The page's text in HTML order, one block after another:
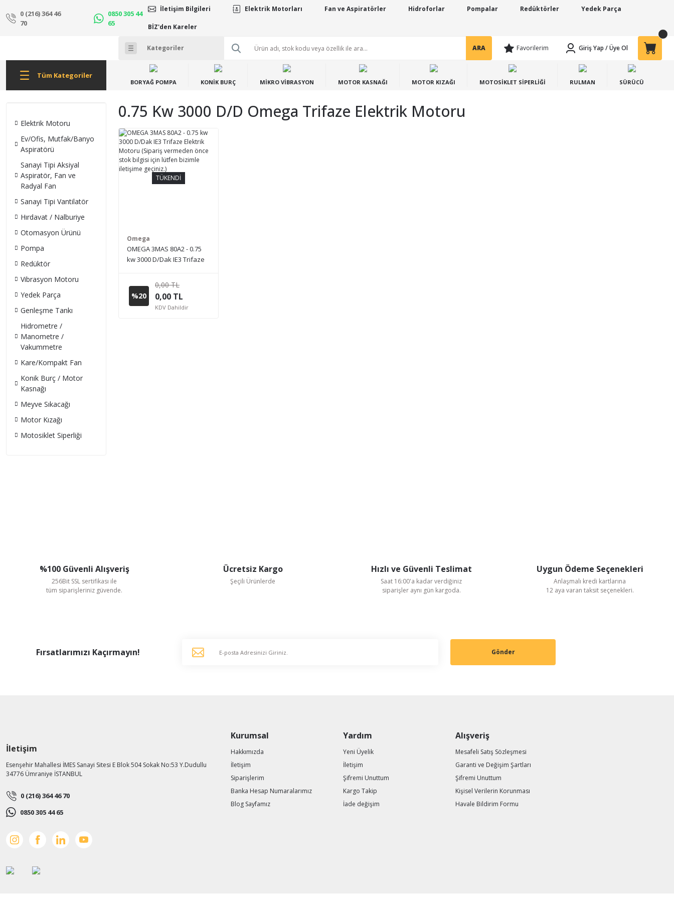
0 (216) 364 46
70
0850 305 44
65
İletişim Bilgileri Elektrik Motorları Fan ve Aspiratörler Hidroforlar Pompalar Redüktörler Yedek Parça
BİZ'den Kareler
ARA Favorilerim Giriş Yap /Üye Ol
Tüm Kategoriler
BORYAĞ POMPA KONİK BURÇ MİKRO VİBRASYON MOTOR KASNAĞI MOTOR KIZAĞI MOTOSİKLET SİPERLİĞİ RULMAN SÜRÜCÜ
Elektrik Motoru
Ev/Ofis, Mutfak/Banyo
Aspiratörü
Sanayi Tipi Aksiyal
Aspiratör, Fan ve
Radyal Fan
Sanayi Tipi Vantilatör
Hırdavat / Nalburiye
Otomasyon Ürünü
Pompa
Redüktör
Vibrasyon Motoru
Yedek Parça
Genleşme Tankı
Hidrometre /
Manometre /
Vakummetre
Kare/Kompakt Fan
Konik Burç / Motor
Kasnağı
Meyve Sıkacağı
Motor Kızağı
Motosiklet Siperliği
0.75 Kw 3000 D/d Omega Trifaze Elektrik Motoru
TÜKENDİ
Omega
OMEGA 3MAS 80A2 - 0.75
kw 3000 D/Dak IE3 Trifaze
vermeden önce stok bilgisi
için lütfen bizimle iletişime
geçiniz.)
%20
0,00 TL
0,00 TL
KDV Dahildir
%100 Güvenli Alışveriş
256Bit SSL sertifikası ile
tüm siparişleriniz güvende.
Ücretsiz Kargo
Şeçili Ürünlerde
Hızlı ve Güvenli Teslimat
Saat 16:00'a kadar verdiğiniz
siparişler aynı gün kargoda.
Uygun Ödeme Seçenekleri
Anlaşmalı kredi kartlarına
12 aya varan taksit seçenekleri.
Fırsatlarımızı Kaçırmayın! Gönder
İletişim
Esenşehir Mahallesi İMES Sanayi Sitesi E Blok 504 Sokak No:53 Y.Dudullu
34776 Ümraniye İSTANBUL
0 (216) 364 46 70
0850 305 44 65
Kurumsal
Hakkımızda
İletişim
Siparişlerim
Banka Hesap Numaralarımız
Blog Sayfamız
Yardım
Yeni Üyelik
İletişim
Şifremi Unuttum
Kargo Takip
İade değişim
Alışveriş
Mesafeli Satış Sözleşmesi
Garanti ve Değişim Şartları
Şifremi Unuttum
Kişisel Verilerin Korunması
Havale Bildirim Formu